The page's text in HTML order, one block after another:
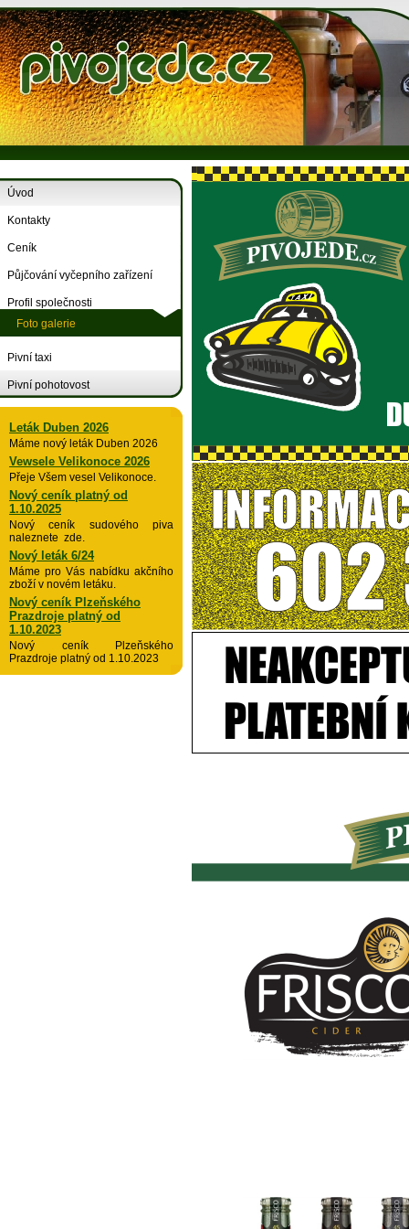
Úvod
Kontakty
Ceník
Půjčování vyčepního zařízení
Profil společnosti
Foto galerie
Pivní taxi
Pivní pohotovost
Leták Duben 2026
Máme nový leták Duben 2026
Vewsele Velikonoce 2026
Přeje Všem vesel Velikonoce.
Nový ceník platný od
1.10.2025
Nový ceník sudového piva
naleznete zde.
Nový leták 6/24
Máme pro Vás nabídku akčního
zboží v novém letáku.
Nový ceník Plzeňského
Prazdroje platný od
1.10.2023
Nový ceník Plzeňského
Prazdroje platný od 1.10.2023